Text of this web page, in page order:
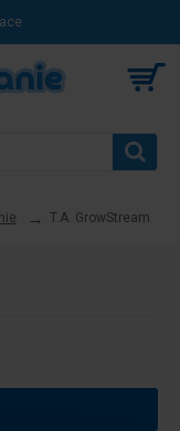
T.A. GrowStream